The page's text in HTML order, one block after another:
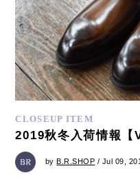
CLOSEUP ITEM
2019秋冬入荷情報【
byB.R.SHOP / Jul 09,